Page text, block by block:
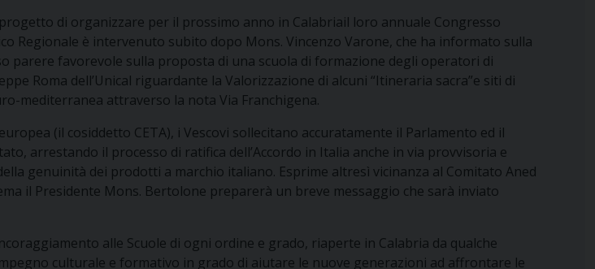
di organizzare per il prossimo anno in Calabriail loro annuale Congresso
Regionale è intervenuto subito dopo Mons. Vincenzo Varone, che ha informato sulla
parere favorevole sulla proposta di una scuola di formazione degli operatori di
Roma dell’Unical riguardante la Valorizzazione di alcuni “Itineraria sacra”e siti di
mediterranea attraverso la nota Via Franchigena.
(il cosiddetto CETA), i Vescovi sollecitano accuratamente il Parlamento ed il
arrestando il processo di ratifica dell’Accordo in Italia anche in via provvisoria e
genuinità dei prodotti a marchio italiano. Esprime altresì vicinanza al Comitato Aned
il Presidente Mons. Bertolone preparerà un breve messaggio che sarà inviato
alle Scuole di ogni ordine e grado, riaperte in Calabria da qualche
culturale e formativo in grado di aiutare le nuove generazioni ad affrontare le